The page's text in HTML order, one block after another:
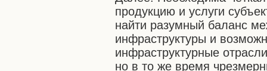
продукцию и услуги
найти разумный баланс
инфраструктуры и
инфраструктурные
но в то же время